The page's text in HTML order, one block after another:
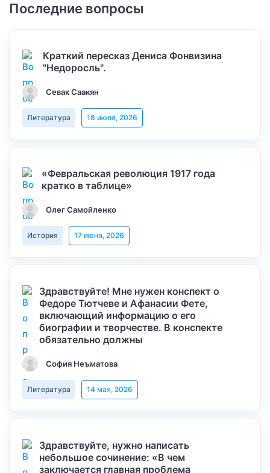
Последние вопросы
Краткий пересказ Дениса Фонвизина
"Недоросль".
Севак Саакян
Литература 18 июля, 2026
«Февральская революция 1917 года
кратко в таблице»
Олег Самойленко
История 17 июня, 2026
Здравствуйте! Мне нужен конспект о
Федоре Тютчеве и Афанасии Фете,
включающий информацию о его
биографии и творчестве. В конспекте
обязательно должны
София Неъматова
Литература 14 мая, 2026
Здравствуйте, нужно написать
небольшое сочинение: «В чем
заключается главная проблема